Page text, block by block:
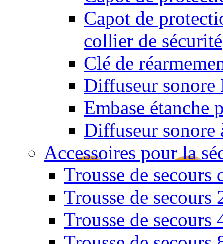
Capot de
collier de sécurité
Clé de
Diffuseur sonore
Embase étanche
Diffuseur sonore
Accessoires pour la
Trousse de secours
Trousse de secours
Trousse de secours